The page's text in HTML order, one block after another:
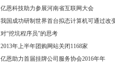
亿恩科技助力参展河南省互联网大会
我国成功研制世界首台拟态计算机可通过改
对“挖坑程序员”的思考
2013年上半年团购网站关闭1168家
亿恩助力首届挂牌公司服务协会2016年年